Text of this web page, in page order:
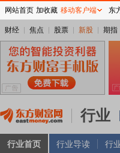
财经 焦点 股票 新股 期指
行业
行业首页 行业导读 行
网站首页 加收藏 移动客户端 东